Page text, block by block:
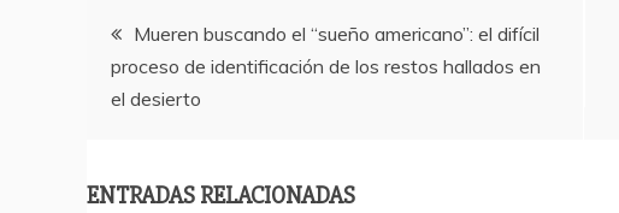
Navegación
de
Mueren buscando el “sueño americano”: el difícil
proceso de identificación de los restos hallados en
el desierto
ENTRADAS RELACIONADAS